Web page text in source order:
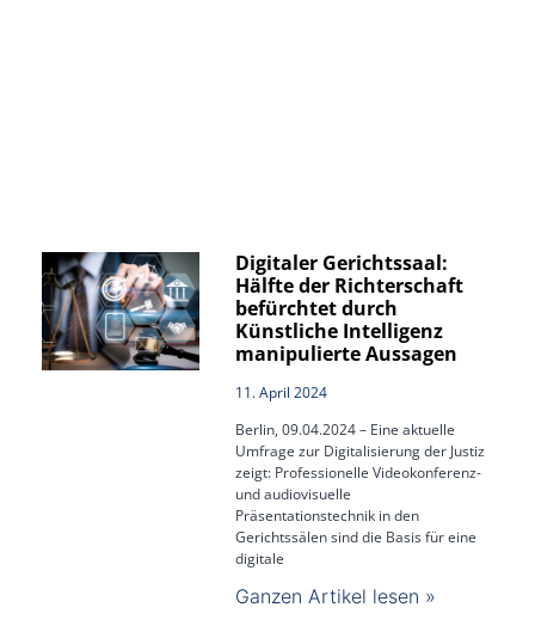
Digitaler Gerichtssaal:
Hälfte der Richterschaft
befürchtet durch
Künstliche Intelligenz
manipulierte Aussagen
11. April 2024
Berlin, 09.04.2024 – Eine aktuelle
Umfrage zur Digitalisierung der Justiz
zeigt: Professionelle Videokonferenz-
und audiovisuelle
Präsentationstechnik in den
Gerichtssälen sind die Basis für eine
digitale
Ganzen Artikel lesen »